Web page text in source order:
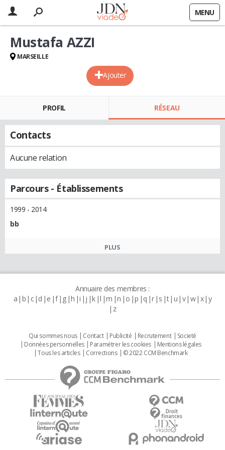
MENU
Ajouter
Mustafa AZZI
MARSEILLE
PROFIL RÉSEAU
Contacts
Aucune relation
Parcours - Établissements
1999 - 2014
bb
PLUS
Annuaire des membres :
a b c d e f g h i j k l m n o p q r s t u v w x y
z
Qui sommes nous Contact Publicité Recrutement
Societé
Données personnelles
Paramétrer les cookies
Mentions légales
Tous les articles
Corrections © 2022 CCM Benchmark